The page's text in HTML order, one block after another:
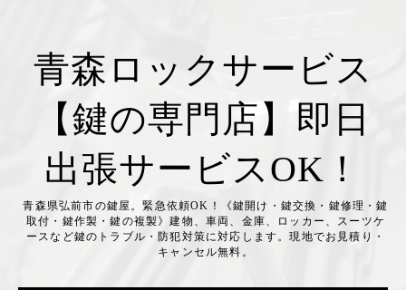
青森ロックサービス
【鍵の専門店】即日
出張サービスOK！
青森県弘前市の鍵屋。緊急依頼OK！《鍵開け・鍵交換・鍵修理・鍵
取付・鍵作製・鍵の複製》建物、車両、金庫、ロッカー、スーツケ
ースなど鍵のトラブル・防犯対策に対応します。現地でお見積り・
キャンセル無料。